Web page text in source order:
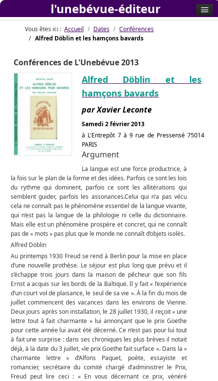
Vous êtes ici : Accueil Dates
Conférences
Alfred Döblin et les hamçons bavards
Conférences de L'Unebévue 2013
Alfred Döblin et les
hamçons bavards
par Xavier Leconte
Samedi 2 février 2013
à L'Entrepôt 7 à 9 rue de Pressensé 75014
PARIS
Argument
La langue est une force productrice, à
la fois sur le plan de la forme et des idées. Parfois ce sont les lois
du rythme qui dominent, parfois ce sont les allitérations qui
semblent guider, parfois les assonances.Celui qui n’a pas vécu
cela ne connaît pas le phénomène essentiel de la langue vivante,
qui n’est pas la langue de la philologie ni celle du dictionnaire.
Mais elle est un phénomène prospère et concret, qui ne connaît
pas de « mots » pas plus que le monde ne connaît d’objets isolés.
Alfred Döblin
Au printemps 1930 Freud se rend à Berlin pour la mise en place
d’une nouvelle prothèse. Le séjour est plus long que prévu et il
s’échappe trois jours dans la maison de pêcheur que son fils
Ernst a acquis sur les bords de la Baltique. Il y fait « l’expérience
d’un court vol de plaisance, le seul de sa vie ». À la fin du mois de
juillet commencent des vacances dans les environs de Vienne.
Deux jours après son installation, le 28 juillet 1930, il reçoit « une
lettre tout à fait charmante » lui annonçant que le prix Goethe
pour cette année lui avait été décerné. Ce n’est pas pour lui tout
à fait une surprise : dans ses chroniques les plus brèves il notait
déjà, à la date du 3 juillet, «le prix Goethe fait surface ». Dans la «
charmante lettre » d’Alfons Paquet, poète, essayiste et
romancier, secrétaire du comité chargé d’administrer le Prix,
Freud peut lire ceci : « En vous décernant ce prix, vénéré
l'unebévue-éditeur